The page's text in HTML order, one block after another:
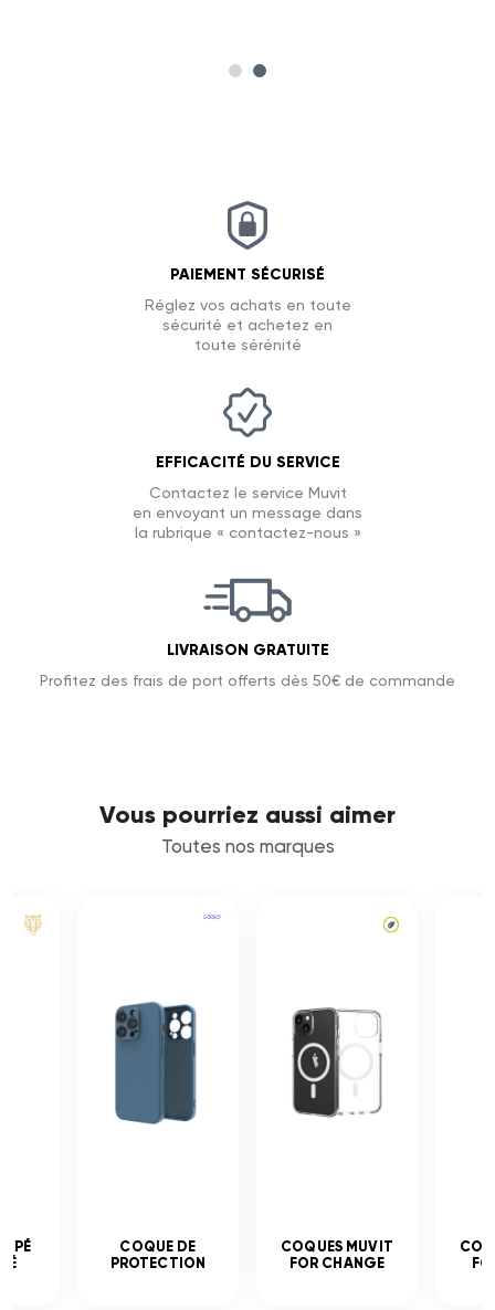
PAIEMENT SÉCURISÉ
Réglez vos achats en toute
sécurité et achetez en
toute sérénité
EFFICACITÉ DU SERVICE
Contactez le service Muvit
en envoyant un message dans
la rubrique « contactez-nous »
LIVRAISON GRATUITE
Profitez des frais de port offerts dès 50€ de commande
Vous pourriez aussi aimer
Toutes nos marques
COQUE DE
PROTECTION
COQUES MUVIT
FOR CHANGE